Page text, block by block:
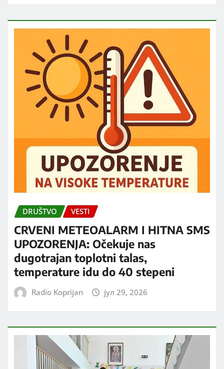
DRUŠTVO VESTI
CRVENI METEOALARM I HITNA SMS
UPOZORENJA: Očekuje nas
dugotrajan toplotni talas,
temperature idu do 40 stepeni
Radio Koprijan јул 29, 2026